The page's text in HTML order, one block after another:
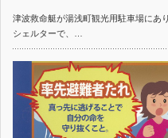
津波救命艇が湯浅町観光用駐車場にあ
シェルターで、…